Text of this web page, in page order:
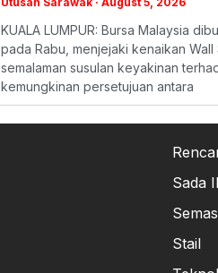
KUALA LUMPUR: Bursa Malaysia
pada Rabu, menjejaki kenaikan Wall
semalaman susulan keyakinan
kemungkinan persetujuan antara
Sada
Stail